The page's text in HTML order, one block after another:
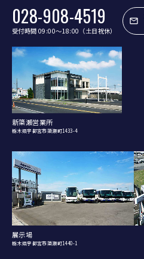
028-908-4519
受付時間 09:00〜18:00（土日祝休）
新簗瀬営業所
栃木県宇都宮市簗瀬町1433-4
展示場
栃木県宇都宮市簗瀬町1440-1